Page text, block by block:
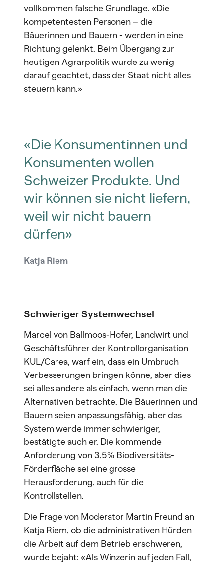
vollkommen falsche Grundlage. «Die
kompetentesten Personen – die
Bäuerinnen und Bauern - werden in eine
Richtung gelenkt. Beim Übergang zur
heutigen Agrarpolitik wurde zu wenig
darauf geachtet, dass der Staat nicht alles
steuern kann.»
«Die Konsumentinnen und
Konsumenten wollen
Schweizer Produkte. Und
wir können sie nicht liefern,
weil wir nicht bauern
dürfen»
Katja Riem
Schwieriger Systemwechsel
Marcel von Ballmoos-Hofer, Landwirt und
Geschäftsführer der Kontrollorganisation
KUL/Carea, warf ein, dass ein Umbruch
Verbesserungen bringen könne, aber dies
sei alles andere als einfach, wenn man die
Alternativen betrachte. Die Bäuerinnen und
Bauern seien anpassungsfähig, aber das
System werde immer schwieriger,
bestätigte auch er. Die kommende
Anforderung von 3,5% Biodiversitäts-
Förderfläche sei eine grosse
Herausforderung, auch für die
Kontrollstellen.
Die Frage von Moderator Martin Freund an
Katja Riem, ob die administrativen Hürden
die Arbeit auf dem Betrieb erschweren,
wurde bejaht: «Als Winzerin auf jeden Fall,